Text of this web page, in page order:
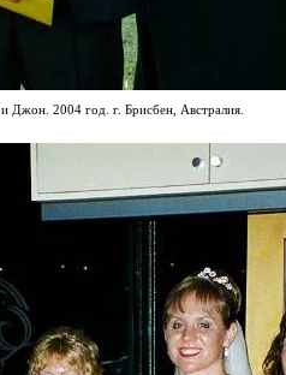
и Джон. 2004 год г. Брисбен, Австралия.